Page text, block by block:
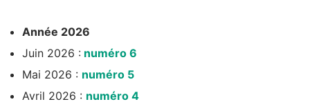
Année 2026
Juin 2026 : numéro 6
Mai 2026 : numéro 5
Avril 2026 : numéro 4